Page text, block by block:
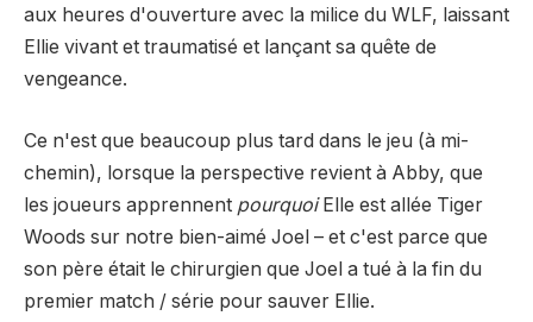
aux heures d'ouverture avec la milice du WLF, laissant
Ellie vivant et traumatisé et lançant sa quête de
vengeance.
Ce n'est que beaucoup plus tard dans le jeu (à mi-
chemin), lorsque la perspective revient à Abby, que
les joueurs apprennent pourquoiElle est allée Tiger
Woods sur notre bien-aimé Joel – et c'est parce que
son père était le chirurgien que Joel a tué à la fin du
premier match / série pour sauver Ellie.